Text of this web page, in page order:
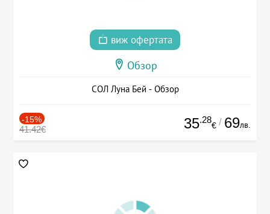
виж офертата
Обзор
СОЛ Луна Бей - Обзор
-15%
41.42€ 35.28
€ / 69лв.